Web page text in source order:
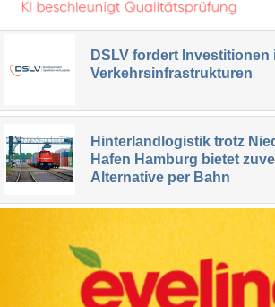
DSLV fordert Investitionen
Verkehrsinfrastrukturen
Hinterlandlogistik trotz
Hafen Hamburg bietet
Alternative per Bahn